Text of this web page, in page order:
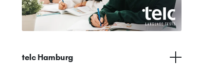
telc Hamburg